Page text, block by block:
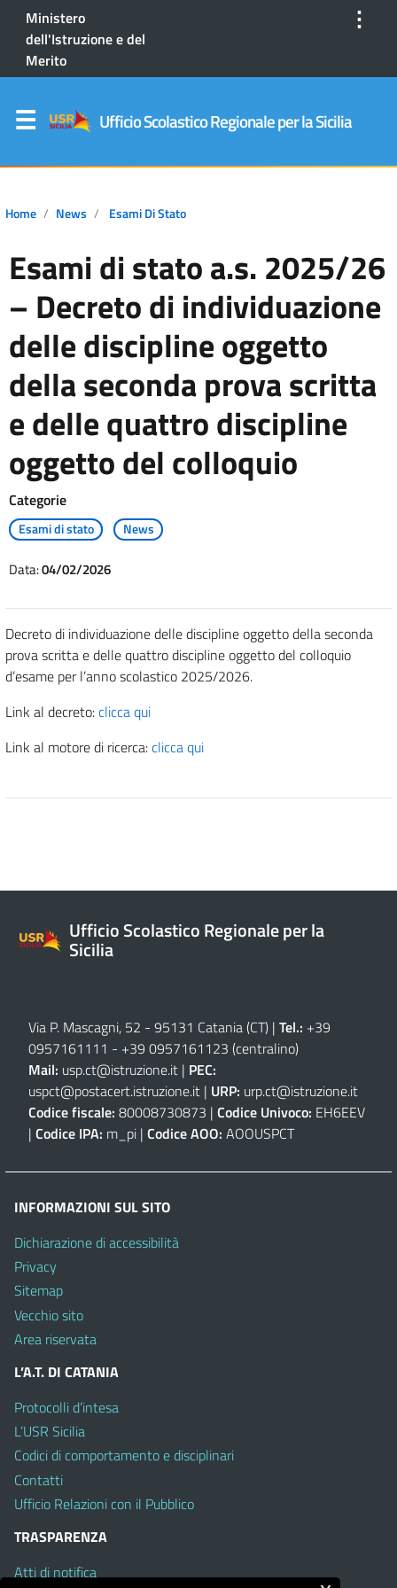
Ministero
dell'Istruzione e del
Merito
⋮
Ufficio Scolastico Regionale per la Sicilia
Home News Esami Di Stato
Esami di stato a.s. 2025/26
– Decreto di individuazione
delle discipline oggetto
della seconda prova scritta
e delle quattro discipline
oggetto del colloquio
Categorie
Esami di stato News
Data:04/02/2026
Decreto di individuazione delle discipline oggetto della seconda
prova scritta e delle quattro discipline oggetto del colloquio
d’esame per l’anno scolastico 2025/2026.
Link al decreto:clicca qui
Link al motore di ricerca:clicca qui
Ufficio Scolastico Regionale per la
Sicilia
Via P. Mascagni, 52 - 95131 Catania (CT) | Tel.: +39
0957161111 - +39 0957161123 (centralino)
Mail: usp.ct@istruzione.it | PEC:
uspct@postacert.istruzione.it | URP: urp.ct@istruzione.it
Codice fiscale: 80008730873 | Codice Univoco: EH6EEV
| Codice IPA: m_pi | Codice AOO: AOOUSPCT
INFORMAZIONI SUL SITO
Dichiarazione di accessibilità
Privacy
Sitemap
Vecchio sito
Area riservata
L’A.T. DI CATANIA
Protocolli d’intesa
L’USR Sicilia
Codici di comportamento e disciplinari
Contatti
Ufficio Relazioni con il Pubblico
TRASPARENZA
Atti di notifica